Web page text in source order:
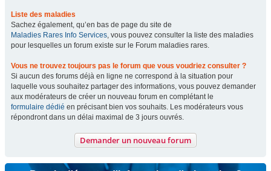
Liste des maladies
Sachez également, qu’en bas de page du site de
Maladies Rares Info Services, vous pouvez consulter la liste des maladies
pour lesquelles un forum existe sur le Forum maladies rares.
Vous ne trouvez toujours pas le forum que vous voudriez consulter ?
Si aucun des forums déjà en ligne ne correspond à la situation pour
laquelle vous souhaitez partager des informations, vous pouvez demander
aux modérateurs de créer un nouveau forum en complétant le
formulaire dédié en précisant bien vos souhaits. Les modérateurs vous
répondront dans un délai maximal de 3 jours ouvrés.
Demander un nouveau forum